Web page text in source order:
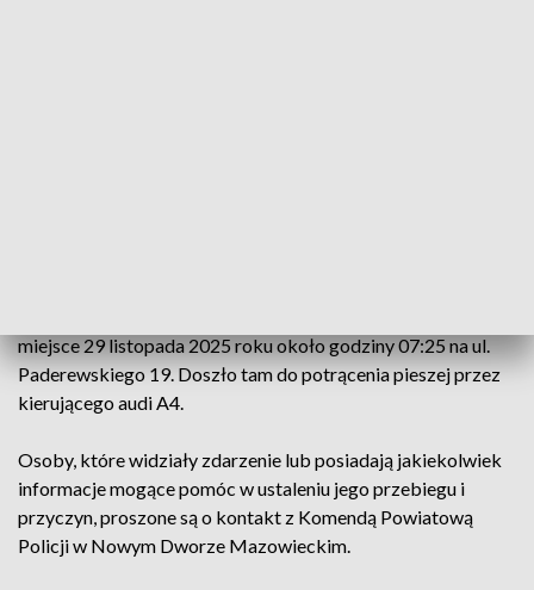
miejsce 29 listopada 2025 roku około godziny 07:25 na ul.
Paderewskiego 19. Doszło tam do potrącenia pieszej przez
kierującego audi A4.
Osoby, które widziały zdarzenie lub posiadają jakiekolwiek
informacje mogące pomóc w ustaleniu jego przebiegu i
przyczyn, proszone są o kontakt z Komendą Powiatową
Policji w Nowym Dworze Mazowieckim.